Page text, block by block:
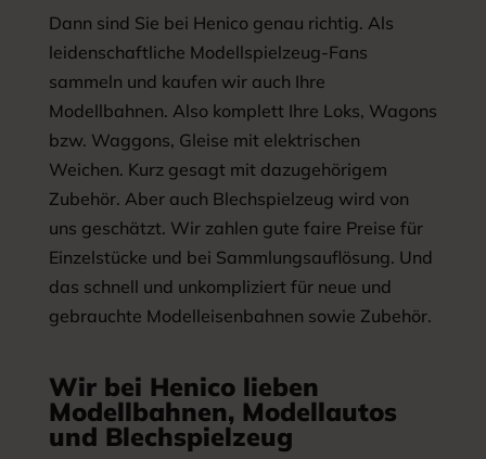
Dann sind Sie bei Henico genau richtig. Als
leidenschaftliche Modellspielzeug-Fans
sammeln und kaufen wir auch Ihre
Modellbahnen. Also komplett Ihre Loks, Wagons
bzw. Waggons, Gleise mit elektrischen
Weichen. Kurz gesagt mit dazugehörigem
Zubehör. Aber auch Blechspielzeug wird von
uns geschätzt. Wir zahlen gute faire Preise für
Einzelstücke und bei Sammlungsauflösung. Und
das schnell und unkompliziert für neue und
gebrauchte Modelleisenbahnen sowie Zubehör.
Wir bei Henico lieben
Modellbahnen, Modellautos
und Blechspielzeug